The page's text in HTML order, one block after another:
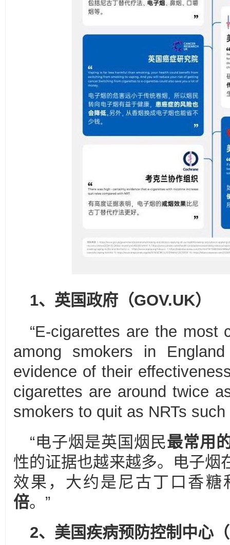
1、英国政府 （GOV.UK）
“E-cigarettes are the most
among smokers in
evidence of their
cigarettes are around twice
smokers to quit as NRTs
“电子烟是英国烟民最常用
性的证据也越来越多。电子烟
效果，大约是尼古丁口香
倍。”
2、美国疾病预防控制中心（